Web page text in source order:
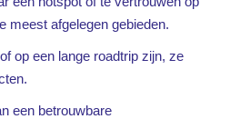
meest afgelegen gebieden.
op een lange roadtrip zijn, ze
een betrouwbare